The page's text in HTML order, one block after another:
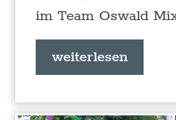
im Team Oswald
weiterlesen